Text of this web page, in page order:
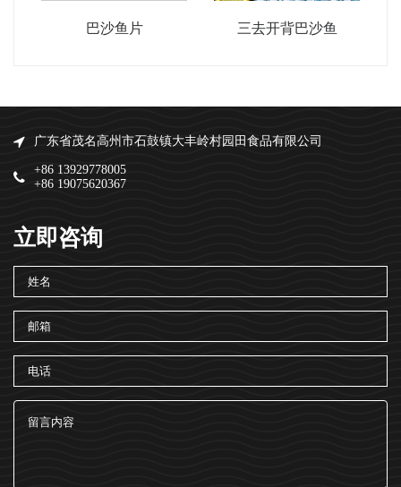
巴沙鱼片 三去开背巴沙鱼
广东省茂名高州市石鼓镇大丰岭村园田食品有限公司
+86 13929778005
+86 19075620367
立即咨询